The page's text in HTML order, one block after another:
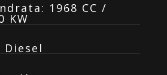
1968 CC /
KW
Diesel